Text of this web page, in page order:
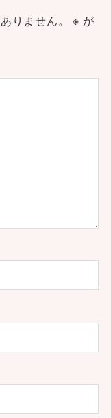
りません。 ※ が